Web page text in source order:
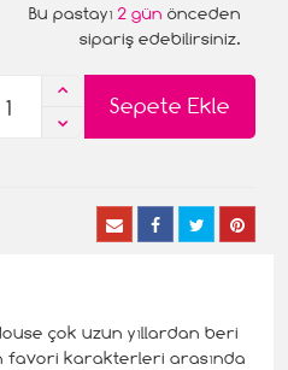
Bu pastayı 2 gün önceden
sipariş edebilirsiniz.
Sepete Ekle
çok uzun yıllardan beri
favori karakterleri arasında